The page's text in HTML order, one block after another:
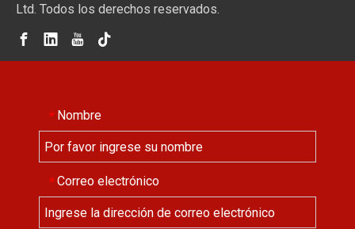
Ltd. Todos los derechos reservados.
* Nombre
* Correo electrónico